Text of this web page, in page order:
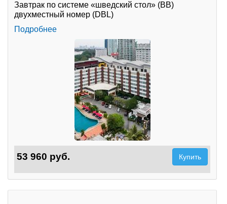
Завтрак по системе «шведский стол» (BB)
двухместный номер (DBL)
Подробнее
53 960 руб. Купить